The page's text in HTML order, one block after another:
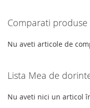
Comparati produse
Nu aveti articole de
Lista Mea de
Nu aveti nici un articol